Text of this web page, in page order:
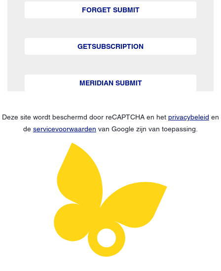
FORGET SUBMIT
GETSUBSCRIPTION
MERIDIAN SUBMIT
Deze site wordt beschermd door reCAPTCHA en het privacybeleid en
de servicevoorwaarden van Google zijn van toepassing.